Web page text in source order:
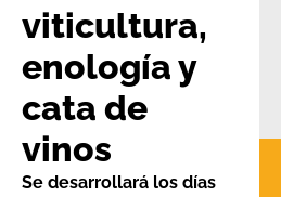
viticultura,
enología y
cata de
vinos
Se desarrollará los días